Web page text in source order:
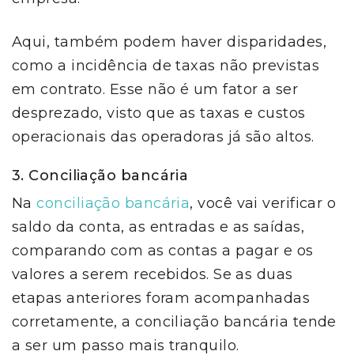
Aqui, também podem haver disparidades,
como a incidência de taxas não previstas
em contrato. Esse não é um fator a ser
desprezado, visto que as taxas e custos
operacionais das operadoras já são altos.
3. Conciliação bancária
Naconciliação bancária, você vai verificar o
saldo da conta, as entradas e as saídas,
comparando com as contas a pagar e os
valores a serem recebidos. Se as duas
etapas anteriores foram acompanhadas
corretamente, a conciliação bancária tende
a ser um passo mais tranquilo.